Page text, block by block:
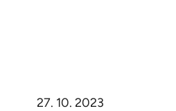
27. 10. 2023